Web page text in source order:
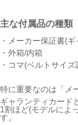
主な付属品の種類
・メーカー保証書(
・外箱/内箱
・コマ(ベルトサイ
特に重要なのは「メ
ギャランティカード
1割ほど(モデルによ
す。